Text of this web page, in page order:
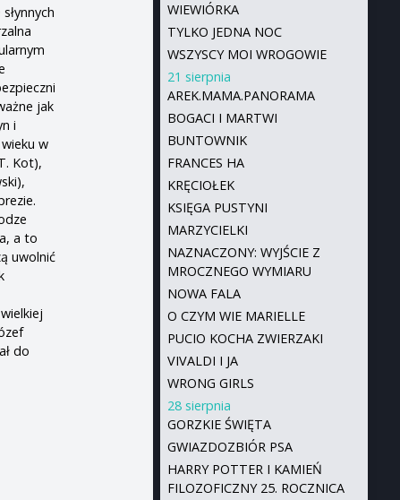
jak
i
w
Kot),
a to
uwolnić
do
WIEWIÓRKA
TYLKO JEDNA NOC
WSZYSCY MOI WROGOWIE
21 sierpnia
AREK.MAMA.PANORAMA
BOGACI I MARTWI
BUNTOWNIK
FRANCES HA
KRĘCIOŁEK
KSIĘGA PUSTYNI
MARZYCIELKI
NAZNACZONY: WYJŚCIE Z
MROCZNEGO WYMIARU
NOWA FALA
O CZYM WIE MARIELLE
PUCIO KOCHA ZWIERZAKI
VIVALDI I JA
WRONG GIRLS
28 sierpnia
GORZKIE ŚWIĘTA
GWIAZDOZBIÓR PSA
HARRY POTTER I KAMIEŃ
FILOZOFICZNY 25. ROCZNICA